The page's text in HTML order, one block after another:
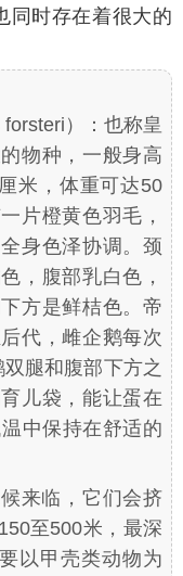
同时存在着很大的
forsteri ）：也称皇
物种，一般身高
米，体重可达50
片橙黄色羽毛，
身色泽协调。颈
，腹部乳白色，
方是鲜桔色。帝
代，雌企鹅每次
腿和腹部下方之
儿袋，能让蛋在
中保持在舒适的
来临，它们会挤
至500米，最深
以甲壳类动物为